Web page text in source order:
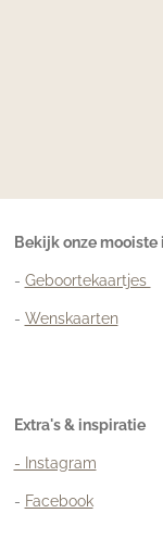
Bekijk onze mooiste
- Geboortekaartjes
- Wenskaarten
Extra's & inspiratie
- Instagram
- Facebook